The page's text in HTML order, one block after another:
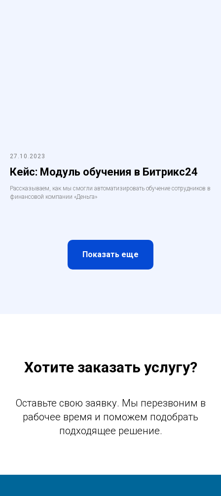
27.10.2023
Кейс: Модуль обучения в Битрикс24
Рассказываем, как мы смогли автоматизировать обучение сотрудников в
финансовой компании «Деньга»
Показать еще
Хотите заказать услугу?
Оставьте свою заявку. Мы перезвоним в
рабочее время и поможем подобрать
подходящее решение.